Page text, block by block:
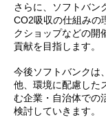
さらに、ソフトバン
CO2吸収の仕組みの
クショップなどの開
貢献を目指します。
今後ソフトバンクは
他、環境に配慮した
む企業・自治体での
検討していきます。